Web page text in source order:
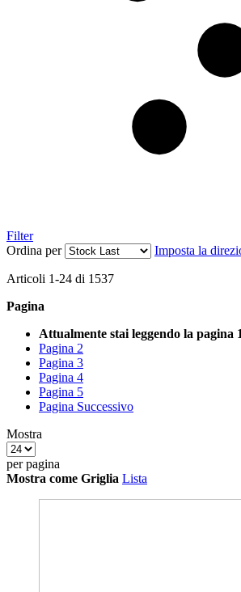
Filter
Ordina per
Imposta la
Articoli 1-24 di 1537
Pagina
Attualmente stai leggendo la pagina
Pagina 2
Pagina 3
Pagina 4
Pagina 5
Pagina Successivo
Mostra
per pagina
Mostra come Griglia Lista